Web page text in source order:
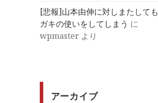
[悲報]山本由伸に対しまたしても
ガキの使いをしてしまう に
wpmaster より
アーカイブ